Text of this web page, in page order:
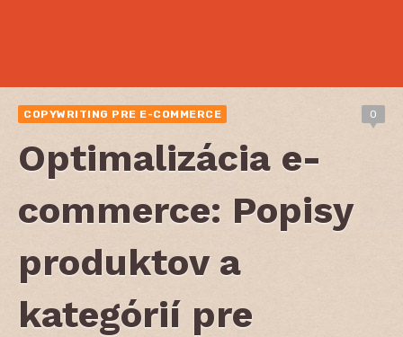
COPYWRITING PRE E-COMMERCE 0
Optimalizácia e-
commerce: Popisy
produktov a
kategórií pre